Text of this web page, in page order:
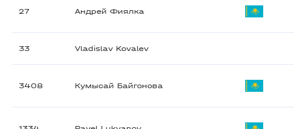
27 Андрей Фиялка
33 Vladislav Kovalev
3408 Кумысай Байгонова